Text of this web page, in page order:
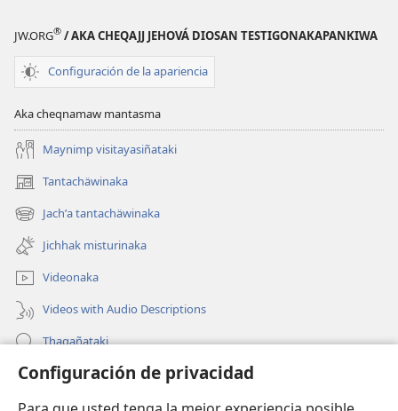
Configuración de privacidad
JW.ORG® / AKA CHEQAJJ JEHOVÁ DIOSAN TESTIGONAKAPANKIWA
Configuración de la apariencia
Aka cheqnamaw mantasma
Maynimp visitayasiñataki
Tantachäwinaka
(opens
new
window)
Jachʼa tantachäwinaka
(opens
new
window)
Jichhak misturinaka
Videonaka
Videos with Audio Descriptions
Thaqañataki
Oraqpachat yatiyäwinaka